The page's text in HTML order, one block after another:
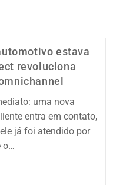
estava
revoluciona
uma nova
entra em contato,
já foi atendido por
o…